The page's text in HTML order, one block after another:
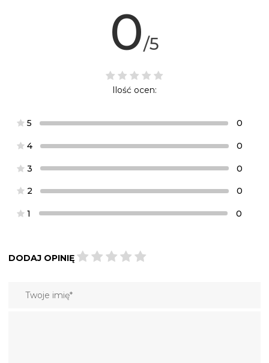
0/5
Ilość ocen:
5 0
4 0
3 0
2 0
1 0
DODAJ OPINIĘ